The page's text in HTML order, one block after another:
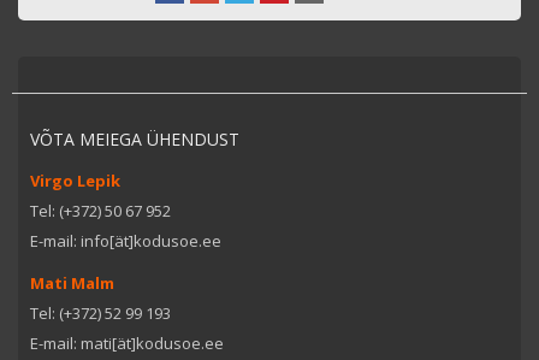
VÕTA MEIEGA ÜHENDUST
Virgo Lepik
Tel: (+372) 50 67 952
E-mail: info[ät]kodusoe.ee
Mati Malm
Tel: (+372) 52 99 193
E-mail: mati[ät]kodusoe.ee